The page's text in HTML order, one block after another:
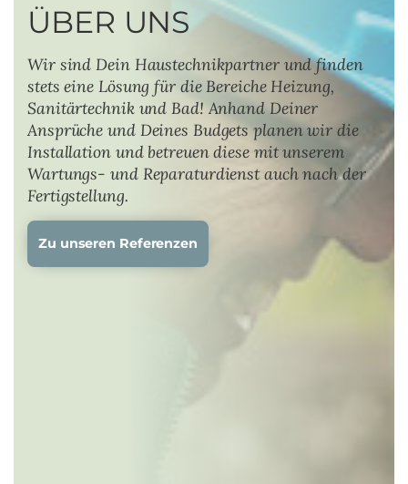
ÜBER UNS
Wir sind Dein Haustechnikpartner und finden
stets eine Lösung für die Bereiche Heizung,
Sanitärtechnik und Bad! Anhand Deiner
Ansprüche und Deines Budgets planen wir die
Installation und betreuen diese mit unserem
Wartungs- und Reparaturdienst auch nach der
Fertigstellung.
Zu unseren Referenzen